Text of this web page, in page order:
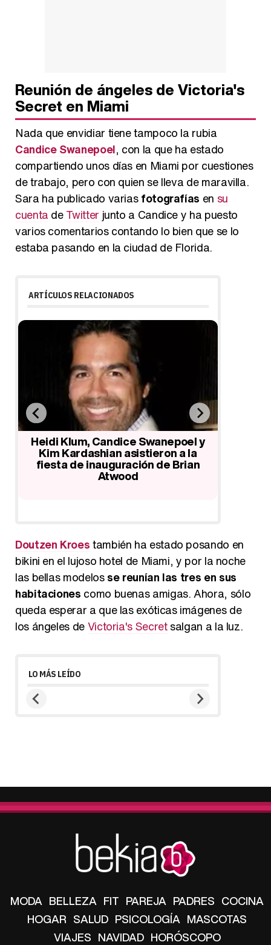
Reunión de ángeles de Victoria's
Secret en Miami
Nada que envidiar tiene tampoco la rubia
Candice Swanepoel, con la que ha estado
compartiendo unos días en Miami por cuestiones
de trabajo, pero con quien se lleva de maravilla.
Sara ha publicado variasfotografías en su
cuenta deTwitter junto a Candice y ha puesto
varios comentarios contando lo bien que se lo
estaba pasando en la ciudad de Florida.
ARTÍCULOS RELACIONADOS
Candice Swanepoel presume de
cuerpazo en bikini en playas
caribeñas
Doutzen Kroestambién ha estado posando en
bikini en el lujoso hotel de Miami, y por la noche
las bellas modelosse reunían las tres en sus
habitaciones como buenas amigas. Ahora, sólo
queda esperar a que las exóticas imágenes de
los ángeles deVictoria's Secretsalgan a la luz.
LO MÁS LEÍDO
MODA BELLEZA FIT PAREJA PADRES COCINA
HOGAR SALUD PSICOLOGÍA MASCOTAS
VIAJES NAVIDAD HORÓSCOPO